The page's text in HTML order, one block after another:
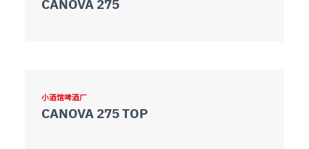
CANOVA 275
小酒馆啤酒厂
CANOVA 275 TOP